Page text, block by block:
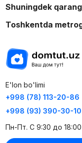
Shuningdek qarang
Toshkentda
E'lon bo'limi
+998 (78) 113-20-86
+998 (93) 390-30-10
Пн-Пт. С 9:30 до 18:00